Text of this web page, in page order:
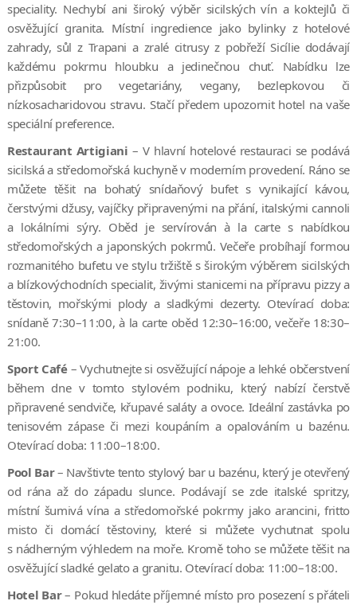
speciality. Nechybí ani široký výběr sicilských vín a koktejlů či
osvěžující granita. Místní ingredience jako bylinky z hotelové
zahrady, sůl z Trapani a zralé citrusy z pobřeží Sicílie dodávají
každému pokrmu hloubku a jedinečnou chuť. Nabídku lze
přizpůsobit pro vegetariány, vegany, bezlepkovou či
nízkosacharidovou stravu. Stačí předem upozornit hotel na vaše
speciální preference.
Restaurant Artigiani – V hlavní hotelové restauraci se podává
sicilská a středomořská kuchyně v moderním provedení. Ráno se
můžete těšit na bohatý snídaňový bufet s vynikající kávou,
čerstvými džusy, vajíčky připravenými na přání, italskými cannoli
a lokálními sýry. Oběd je servírován à la carte s nabídkou
středomořských a japonských pokrmů. Večeře probíhají formou
rozmanitého bufetu ve stylu tržiště s širokým výběrem sicilských
a blízkovýchodních specialit, živými stanicemi na přípravu pizzy a
těstovin, mořskými plody a sladkými dezerty. Otevírací doba:
snídaně 7:30–11:00, à la carte oběd 12:30–16:00, večeře 18:30–
21:00.
Sport Café – Vychutnejte si osvěžující nápoje a lehké občerstvení
během dne v tomto stylovém podniku, který nabízí čerstvě
připravené sendviče, křupavé saláty a ovoce. Ideální zastávka po
tenisovém zápase či mezi koupáním a opalováním u bazénu.
Otevírací doba: 11:00–18:00.
Pool Bar– Navštivte tento stylový bar u bazénu, který je otevřený
od rána až do západu slunce. Podávají se zde italské spritzy,
místní šumivá vína a středomořské pokrmy jako arancini, fritto
misto či domácí těstoviny, které si můžete vychutnat spolu
s nádherným výhledem na moře. Kromě toho se můžete těšit na
osvěžující sladké gelato a granitu. Otevírací doba: 11:00–18:00.
Hotel Bar– Pokud hledáte příjemné místo pro posezení s přáteli